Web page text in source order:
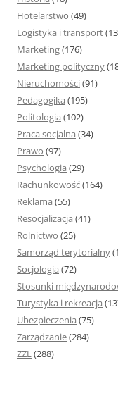
Hotelarstwo (49)
Logistyka i transport
Marketing(176)
Marketing polityczny
Nieruchomości(91)
Pedagogika (195)
Politologia (102)
Praca socjalna (34)
Prawo (97)
Psychologia (29)
Rachunkowość(164)
Reklama (55)
Resocjalizacja (41)
Rolnictwo (25)
Samorząd terytorialny
Socjologia (72)
Stosunki
Turystyka i rekreacja
Ubezpieczenia (75)
Zarządzanie(284)
ZZL(288)